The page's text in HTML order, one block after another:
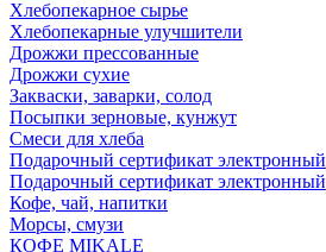
Хлебопекарное сырье
Хлебопекарные улучшители
Дрожжи прессованные
Дрожжи сухие
Закваски, заварки, солод
Посыпки зерновые, кунжут
Смеси для хлеба
Подарочный сертификат электронный
Подарочный сертификат электронный
Кофе, чай, напитки
Морсы, смузи
КОФЕ MIKALE